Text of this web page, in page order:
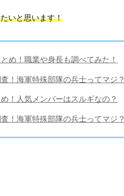
いと思います！
め！職業や身長も調べてみた！
！海軍特殊部隊の兵士ってマジ？
！人気メンバーはスルギなの？
！海軍特殊部隊の兵士ってマジ？